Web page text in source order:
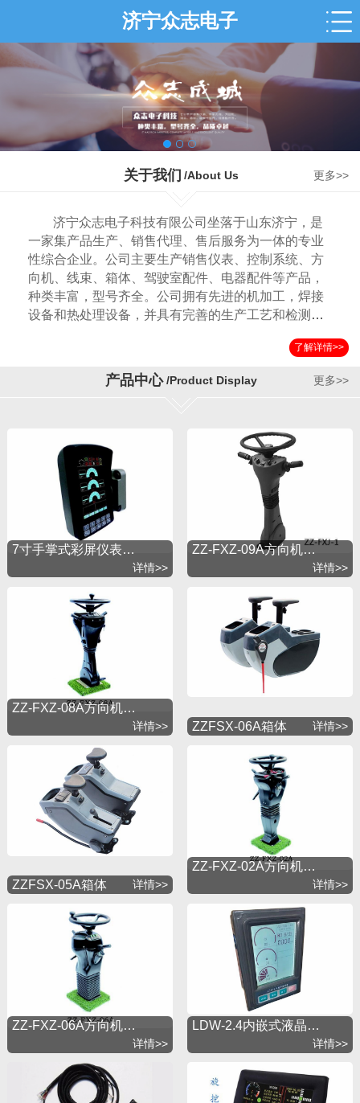
济宁众志电子
关于我们 /About Us 更多>>
济宁众志电子科技有限公司坐落于山东济宁，是
一家集产品生产、销售代理、售后服务为一体的专业
性综合企业。公司主要生产销售仪表、控制系统、方
向机、线束、箱体、驾驶室配件、电器配件等产品，
种类丰富，型号齐全。公司拥有先进的机加工，焊接
设备和热处理设备，并具有完善的生产工艺和检测手
外各地。我司拥有一批年轻精干的技术管理队伍，本
着开拓进取的精神，引进国外先进技术，以市场为导
向不断地发展。公司秉承“锐意创新追求卓越”的经营理
一、管理为先、信誉至上、共谋发展”为经营理念，以
不断提高制造技术水平为己任，以创国内同行业先进
企业、并达到世界水平为目标，求实进取，坚持创
新，谋求共同发展。多年来我司以完善的质量保证体
系和优质的售后服务体系奠定了企业发展基础，在同
行业中享有很高的信誉。
了解详情>>
产品中心 /Product Display 更多>>
7寸手掌式彩屏仪表…
详情>>
ZZ-FXZ-09A方向机…
详情>>
ZZ-FXZ-08A方向机…
详情>> ZZFSX-06A箱体 详情>>
ZZFSX-05A箱体 详情>>
ZZ-FXZ-02A方向机…
详情>>
ZZ-FXZ-06A方向机…
详情>>
LDW-2.4内嵌式液晶…
详情>>